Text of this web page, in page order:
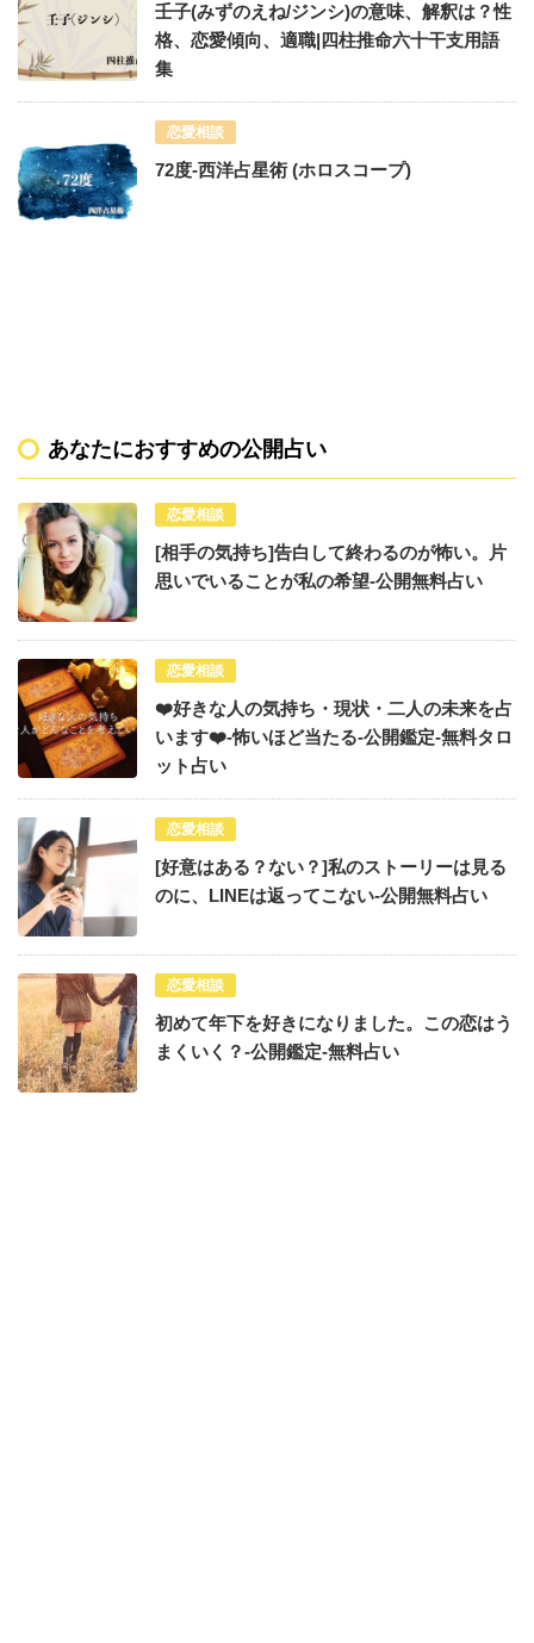
壬子(みずのえね/ジンシ)の意味、解釈は？性
格、恋愛傾向、適職|四柱推命六十干支用語
集
恋愛相談
72度-西洋占星術 (ホロスコープ)
あなたにおすすめの公開占い
恋愛相談
[相手の気持ち]告白して終わるのが怖い。片
思いでいることが私の希望-公開無料占い
恋愛相談
❤️好きな人の気持ち・現状・二人の未来を占
います❤️-怖いほど当たる-公開鑑定-無料タロ
ット占い
恋愛相談
[好意はある？ない？]私のストーリーは見る
のに、LINEは返ってこない-公開無料占い
恋愛相談
初めて年下を好きになりました。この恋はう
まくいく？-公開鑑定-無料占い